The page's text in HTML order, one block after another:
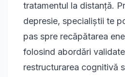
tratamentul la distanță.
depresie, specialiștii te
pas spre recăpătarea
folosind abordări
restructurarea cognitivă